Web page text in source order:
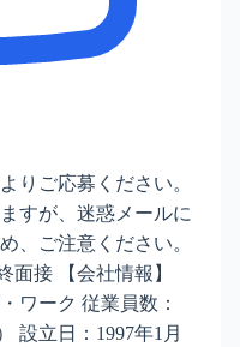
りご応募ください。
すが、迷惑メールに
、ご注意ください。
面接 【会社情報】
ワーク 従業員数：
設立日：1997年1月